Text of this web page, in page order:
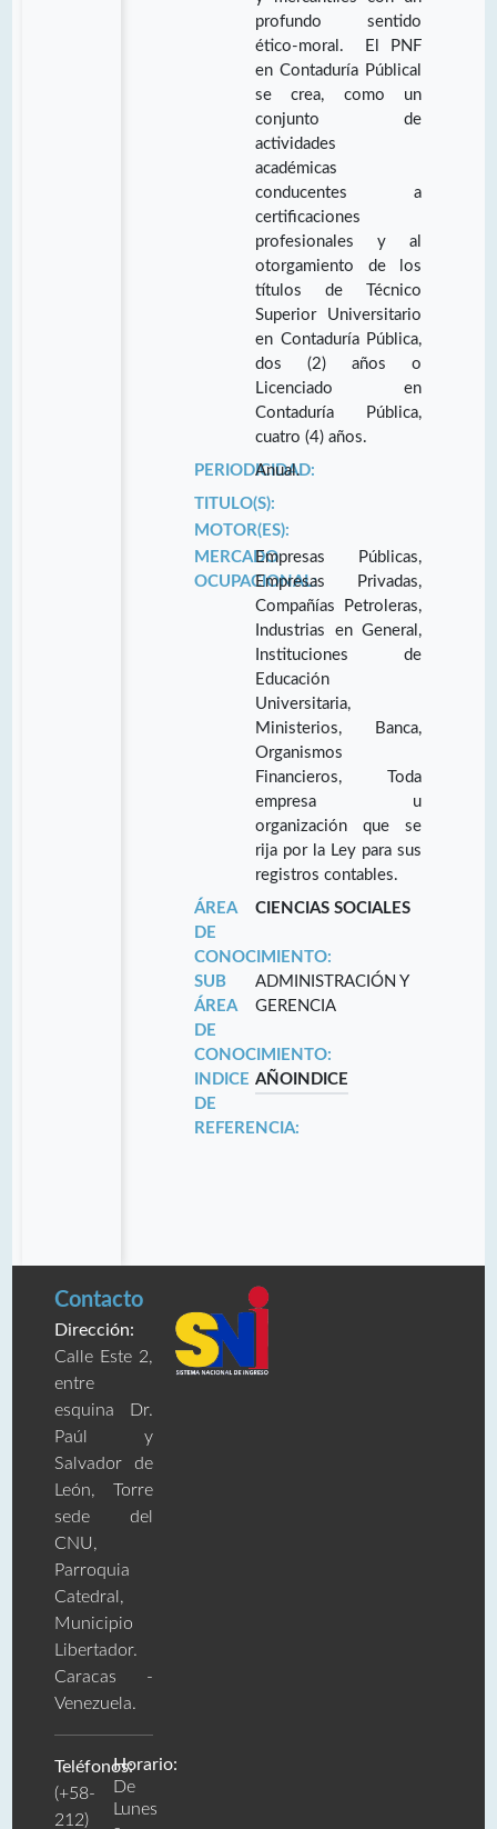
profundo sentido
ético-moral. El PNF
en Contaduría Públical
se crea, como un
conjunto de
actividades
académicas
conducentes a
certificaciones
profesionales y al
otorgamiento de los
títulos de Técnico
Superior Universitario
en Contaduría Pública,
dos (2) años o
Licenciado en
Contaduría Pública,
cuatro (4) años.
PERIODICIDAD:
Anual.
TITULO(S):
MOTOR(ES):
MERCADO
OCUPACIONAL:
Empresas Públicas,
Empresas Privadas,
Compañías Petroleras,
Industrias en General,
Instituciones de
Educación
Universitaria,
Ministerios, Banca,
Organismos
Financieros, Toda
empresa u
organización que se
rija por la Ley para sus
registros contables.
ÁREA
DE
CONOCIMIENTO:
CIENCIAS SOCIALES
SUB
ÁREA
DE
CONOCIMIENTO:
ADMINISTRACIÓN Y
GERENCIA
INDICE
DE
REFERENCIA:
AÑO INDICE
Contacto
Dirección:
Calle Este 2,
entre
esquina Dr.
Paúl y
Salvador de
León, Torre
sede del
CNU,
Parroquia
Catedral,
Municipio
Libertador.
Caracas -
Venezuela.
Teléfonos:
(+58-
212)
Horario:
De
Lunes